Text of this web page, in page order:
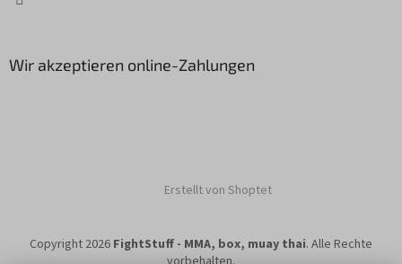
Wir akzeptieren online-Zahlungen
Erstellt von Shoptet
Copyright 2026 FightStuff - MMA, box, muay thai. Alle Rechte